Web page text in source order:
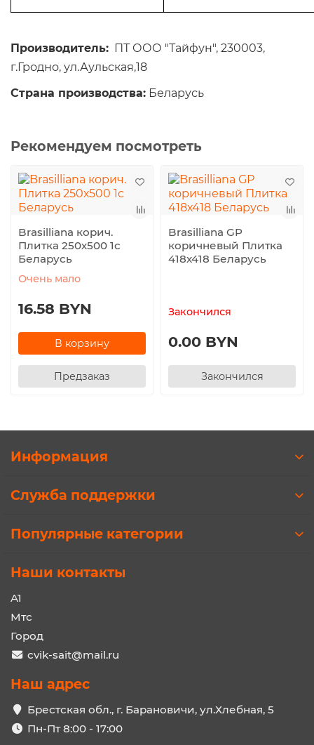
Производитель: ПТ ООО "Тайфун", 230003,
г.Гродно, ул.Аульская,18
Страна производства: Беларусь
Рекомендуем посмотреть
Brasilliana корич.
Плитка 250х500 1с
Беларусь
Очень мало
16.58 BYN
В корзину
Предзаказ
Brasilliana GP
коричневый Плитка
418х418 Беларусь
Закончился
0.00 BYN
Закончился
Информация
Служба поддержки
Популярные категории
Наши контакты
A1
Мтс
Город
cvik-sait@mail.ru
Наш адрес
Брестская обл., г. Барановичи, ул.Хлебная, 5
Пн-Пт 8:00 - 17:00